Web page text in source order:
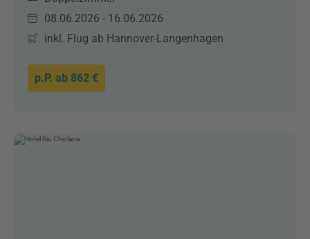
08.06.2026 - 16.06.2026
inkl. Flug ab Hannover-Langenhagen
p.P. ab 862 €